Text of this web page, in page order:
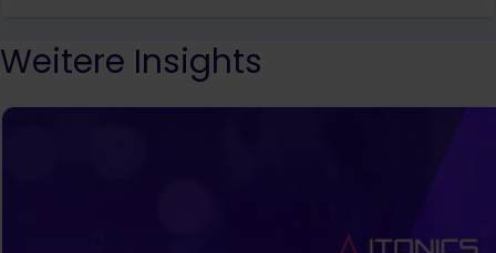
Weitere Insights